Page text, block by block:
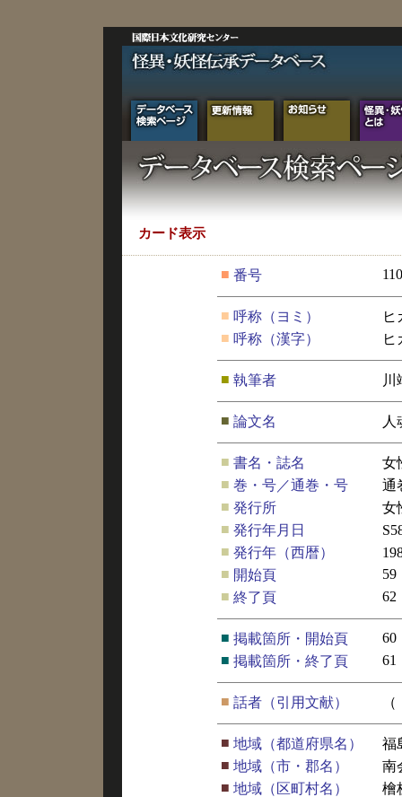
カード表示
■ 番号
■ 呼称（ヨミ）
ヒ
■ 呼称（漢字） ヒ
■ 執筆者 川
■ 論文名 人
■ 書名・誌名
女
■ 巻・号／通巻・号
通
■ 発行所
女
■ 発行年月日
■ 発行年（西暦）
■ 開始頁
59
■ 終了頁 62
■ 掲載箇所・開始頁
60
■ 掲載箇所・終了頁 61
■ 話者（引用文献）
■ 地域（都道府県名）
福
■ 地域（市・郡名）
南
■ 地域（区町村名） 檜